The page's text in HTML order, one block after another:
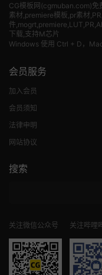
CG模板网(cgmuban.com)免
素材 ,premiere模板,pr素材
件
下载,支持M芯片
Windows 使用 Ctrl + D，
会员服务
加入会员
会员须知
法律申明
网站协议
搜索
关注微信公众号 关注哔哩